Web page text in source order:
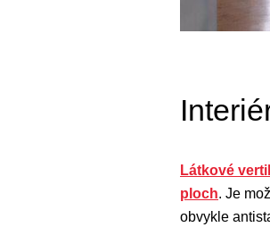
Látkové
ploch. Je
obvykle